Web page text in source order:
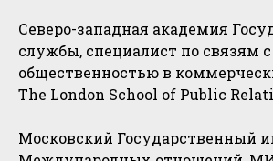
Северо-западная академия
службы, специалист по связям с
общественностью в
The London School of Public
Московский Государственный